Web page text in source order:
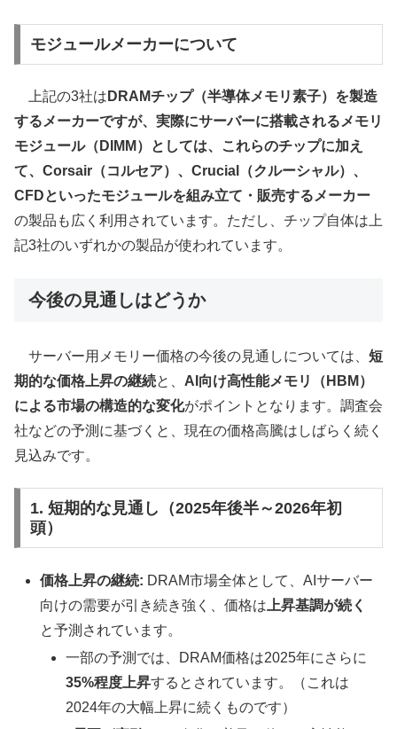
モジュールメーカーについて
上記の3社は DRAMチップ（半導体メモリ素子）を製造
するメーカーですが、実際にサーバーに搭載されるメモリ
モジュール（DIMM）としては、これらのチップに加え
て、Corsair（コルセア）、Crucial（クルーシャル）、
CFDといったモジュールを組み立て・販売するメーカー
の製品も広く利用されています。ただし、チップ自体は上
記3社のいずれかの製品が使われています。
今後の見通しはどうか
サーバー用メモリー価格の今後の見通しについては、 短
期的な価格上昇の継続と、 AI向け高性能メモリ（HBM）
による市場の構造的な変化がポイントとなります。調査会
社などの予測に基づくと、現在の価格高騰はしばらく続く
見込みです。
1. 短期的な見通し（2025年後半～2026年初
頭）
価格上昇の継続: DRAM市場全体として、AIサーバー
向けの需要が引き続き強く、価格は 上昇基調が続く
と予測されています。
一部の予測では、DRAM価格は2025年にさらに
35%程度上昇するとされています。（これは
2024年の大幅上昇に続くものです）